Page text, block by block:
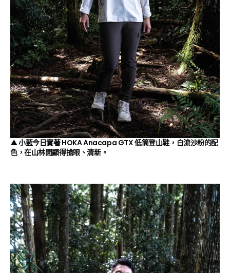
▲ 小藍今日實著 HOKA Anacapa GTX 低筒登山鞋，白流沙粉的配
色，在山林間顯得搶眼、清新。